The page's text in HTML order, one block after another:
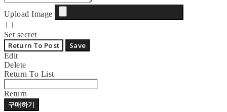
Upload Image
Set secret
Return To Post Save
Edit
Delete
Return To List
Return
구매하기